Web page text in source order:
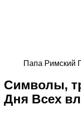
Папа Римский
Символы,
Дня Всех